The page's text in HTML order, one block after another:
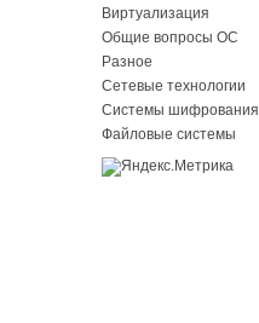
Виртуализация
Общие вопросы ОС
Разное
Сетевые технологии
Системы шифрования
Файловые системы